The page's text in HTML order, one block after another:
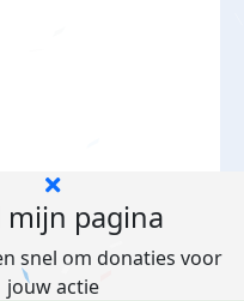
mijn pagina
snel om donaties voor
jouw actie